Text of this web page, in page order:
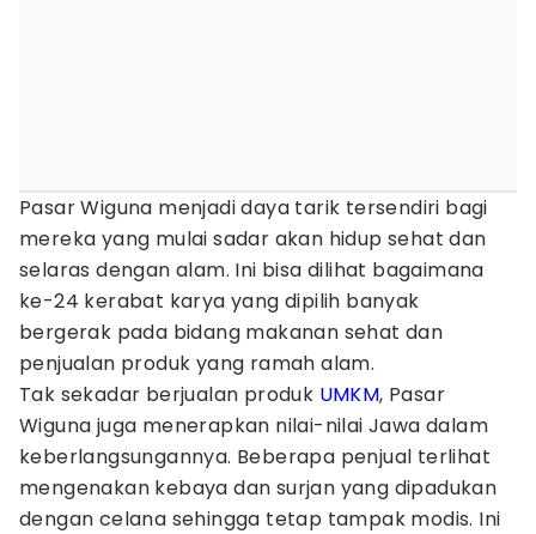
Pasar Wiguna menjadi daya tarik tersendiri bagi
mereka yang mulai sadar akan hidup sehat dan
selaras dengan alam. Ini bisa dilihat bagaimana
ke-24 kerabat karya yang dipilih banyak
bergerak pada bidang makanan sehat dan
penjualan produk yang ramah alam.
Tak sekadar berjualan produk UMKM, Pasar
Wiguna juga menerapkan nilai-nilai Jawa dalam
keberlangsungannya. Beberapa penjual terlihat
mengenakan kebaya dan surjan yang dipadukan
dengan celana sehingga tetap tampak modis. Ini